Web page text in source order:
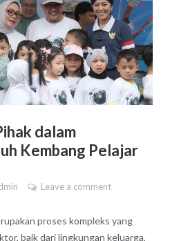
dalam
Kembang Pelajar
Leave a comment
proses kompleks yang
baik dari lingkungan keluarga,